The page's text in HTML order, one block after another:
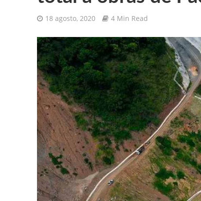
18 agosto, 2020 4 Min Read